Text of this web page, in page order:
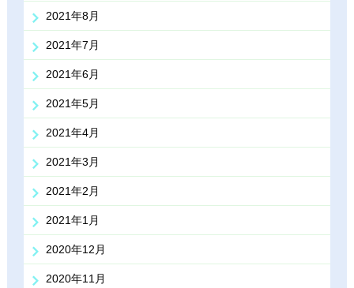
2021年8月
2021年7月
2021年6月
2021年5月
2021年4月
2021年3月
2021年2月
2021年1月
2020年12月
2020年11月